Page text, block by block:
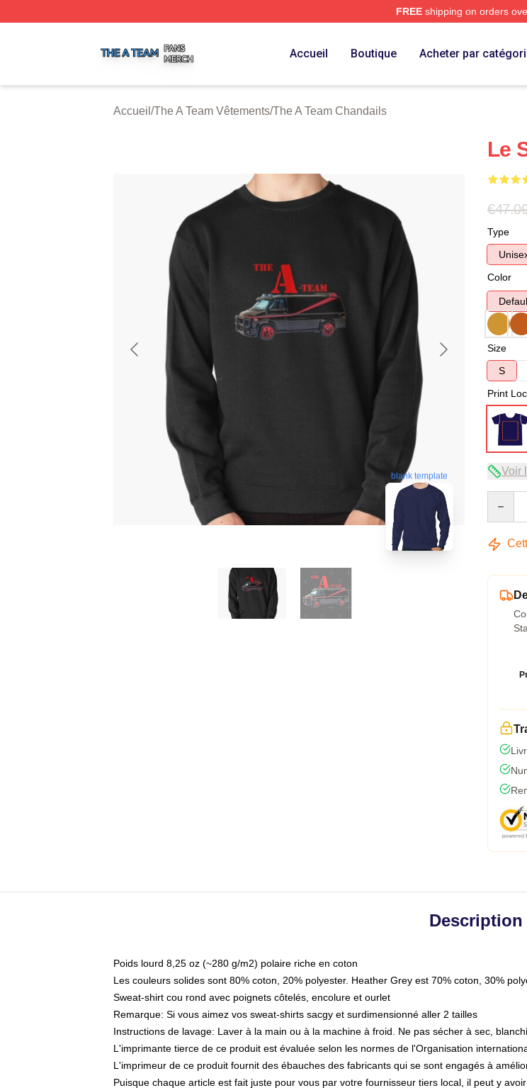
FREEshipping on orders
Accueil Boutique Acheter par
Accueil /The A Team Vêtements/The A Team Chandails
blank template
Le
Type
Color
Size
S
Print
Voir
Description
Poids lourd 8,25 oz (~280 g/m2) polaire riche en coton
Les couleurs solides sont 80% coton, 20% polyester. Heather Grey est 70% coton, 30%
Sweat-shirt cou rond avec poignets côtelés, encolure et ourlet
Remarque: Si vous aimez vos sweat-shirts sacgy et surdimensionné aller 2 tailles
Instructions de lavage: Laver à la main ou à la machine à froid. Ne pas sécher à sec,
L'imprimante tierce de ce produit est évaluée selon les normes de l'Organisation
L'imprimeur de ce produit fournit des ébauches des fabricants qui se sont engagés à
Puisque chaque article est fait juste pour vous par votre fournisseur tiers local, il peut y